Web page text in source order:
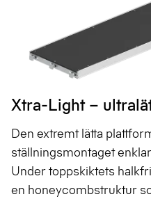
Xtra-Light –
Den extremt lätta
ställningsmontaget
Under toppskiktets
en honeycombstruktur